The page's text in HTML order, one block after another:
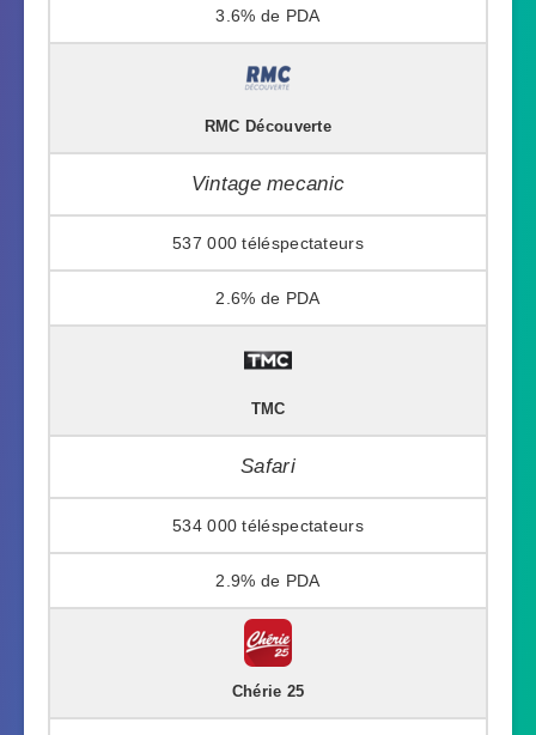
3.6%
RMC Découverte
Vintage mecanic
537 000
2.6%
TMC
Safari
534 000
2.9%
Chérie 25